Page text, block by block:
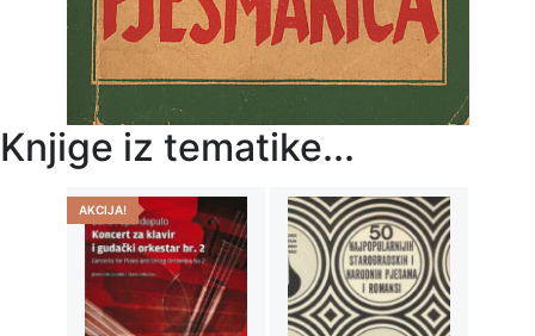
Knjige iz tematike...
AKCIJA!